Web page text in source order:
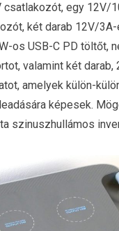
csatlakozót, egy 12V/
két darab 12V/
os USB-C PD töltőt,
valamint két darab,
amelyek külön-
képesek.
szinuszhullámos